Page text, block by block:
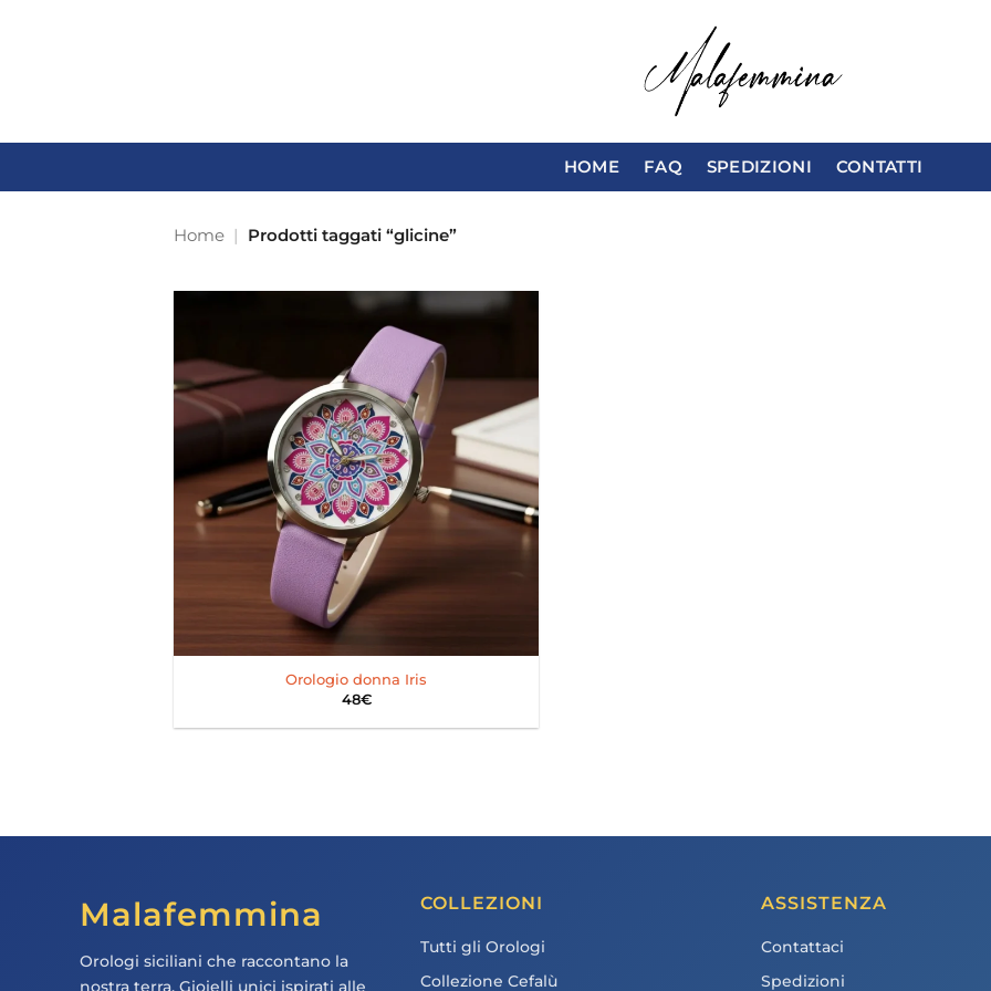
HOME FAQ SPEDIZIONI CONTATTI
Home | Prodotti taggati “glicine”
Orologio donna Iris
48€
Malafemmina
Orologi siciliani che raccontano la
nostra terra. Gioielli unici ispirati alle
COLLEZIONI
Tutti gli Orologi
Collezione Cefalù
ASSISTENZA
Contattaci
Spedizioni